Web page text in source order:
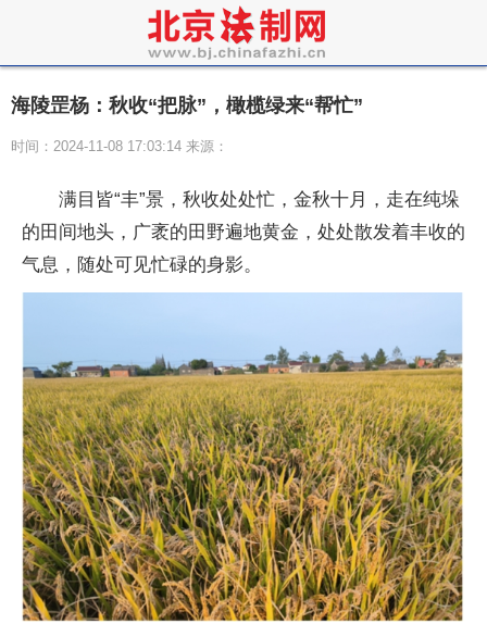
海陵罡杨：秋收“把脉”，橄榄绿来“帮忙”
时间：2024-11-08 17:03:14 来源：
满目皆“丰”景，秋收处处忙，金秋十月，走在纯垛
的田间地头，广袤的田野遍地黄金，处处散发着丰收的
气息，随处可见忙碌的身影。